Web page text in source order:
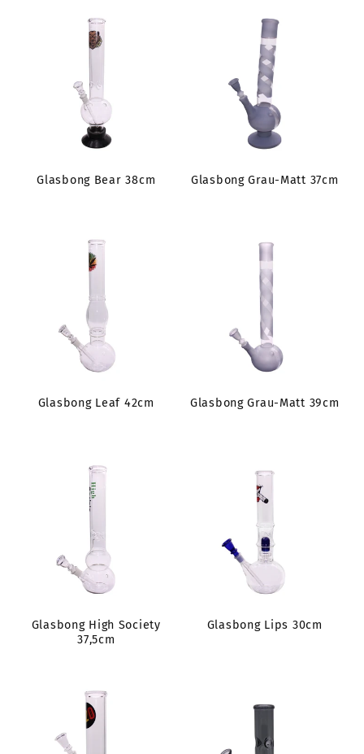
Glasbong Bear 38cm Glasbong Grau-Matt 37cm
Glasbong Leaf 42cm Glasbong Grau-Matt 39cm
Glasbong High Society
37,5cm
Glasbong Lips 30cm